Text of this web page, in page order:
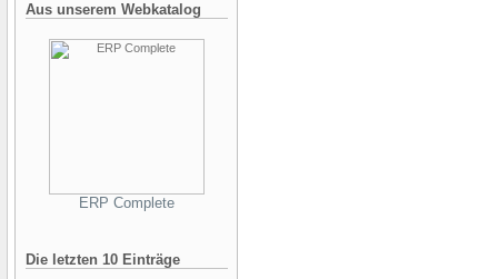
Aus unserem Webkatalog
ERP Complete
Die letzten 10 Einträge